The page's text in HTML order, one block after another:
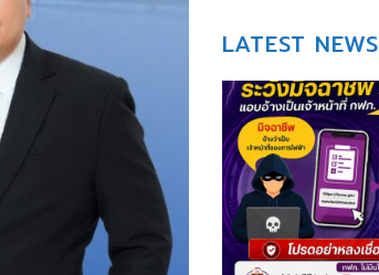
LATEST NEWS